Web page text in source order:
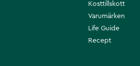
Kosttillskott
Varumärken
Life Guide
Recept